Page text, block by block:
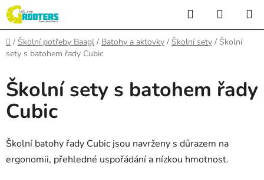
Přejít
na
obsah
Hledat
KOŠÍK
Domů
/ Školní potřeby Baagl / Batohy a aktovky / Školní sety / Školní
sety s batohem řady Cubic
Školní sety s batohem řady
Cubic
Školní batohy řady Cubic jsou navrženy s důrazem na
ergonomii, přehledné uspořádání a nízkou hmotnost.